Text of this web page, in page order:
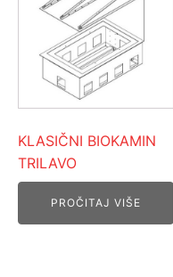
KLASIČNI BIOKAMIN
TRILAVO
PROČITAJ VIŠE